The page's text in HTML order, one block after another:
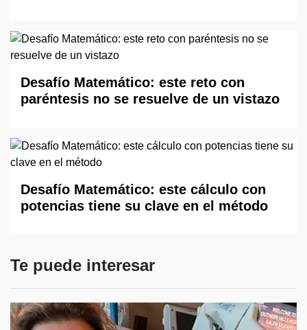
Desafío Matemático: este reto con
paréntesis no se resuelve de un vistazo
Desafío Matemático: este cálculo con
potencias tiene su clave en el método
Te puede interesar